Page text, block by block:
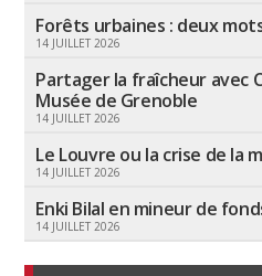
Forêts urbaines : deux
14 JUILLET 2026
Partager la fraîcheur avec
Musée de Grenoble
14 JUILLET 2026
Le Louvre ou la crise de la
14 JUILLET 2026
Enki Bilal en mineur de
14 JUILLET 2026